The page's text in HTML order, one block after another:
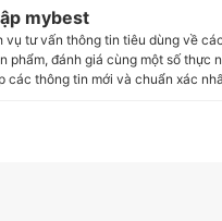
mybest
vụ tư vấn thông tin tiêu dùng về
phẩm, đánh giá cùng một số
các thông tin mới và chuẩn xác